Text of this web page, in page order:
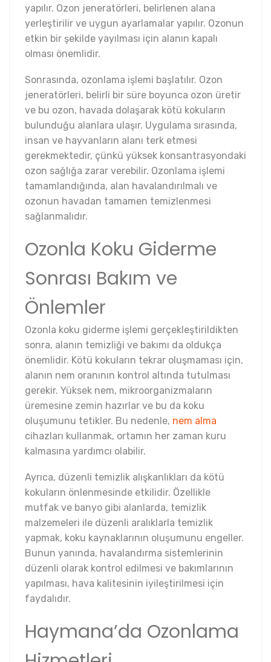
yapılır. Ozon jeneratörleri, belirlenen alana
yerleştirilir ve uygun ayarlamalar yapılır. Ozonun
etkin bir şekilde yayılması için alanın kapalı
olması önemlidir.
Sonrasında, ozonlama işlemi başlatılır. Ozon
jeneratörleri, belirli bir süre boyunca ozon üretir
ve bu ozon, havada dolaşarak kötü kokuların
bulunduğu alanlara ulaşır. Uygulama sırasında,
insan ve hayvanların alanı terk etmesi
gerekmektedir, çünkü yüksek konsantrasyondaki
ozon sağlığa zarar verebilir. Ozonlama işlemi
tamamlandığında, alan havalandırılmalı ve
ozonun havadan tamamen temizlenmesi
sağlanmalıdır.
Ozonla Koku Giderme
Sonrası Bakım ve
Önlemler
Ozonla koku giderme işlemi gerçekleştirildikten
sonra, alanın temizliği ve bakımı da oldukça
önemlidir. Kötü kokuların tekrar oluşmaması için,
alanın nem oranının kontrol altında tutulması
gerekir. Yüksek nem, mikroorganizmaların
üremesine zemin hazırlar ve bu da koku
oluşumunu tetikler. Bu nedenle, nem alma
cihazları kullanmak, ortamın her zaman kuru
kalmasına yardımcı olabilir.
Ayrıca, düzenli temizlik alışkanlıkları da kötü
kokuların önlenmesinde etkilidir. Özellikle
mutfak ve banyo gibi alanlarda, temizlik
malzemeleri ile düzenli aralıklarla temizlik
yapmak, koku kaynaklarının oluşumunu engeller.
Bunun yanında, havalandırma sistemlerinin
düzenli olarak kontrol edilmesi ve bakımlarının
yapılması, hava kalitesinin iyileştirilmesi için
faydalıdır.
Haymana’da Ozonlama